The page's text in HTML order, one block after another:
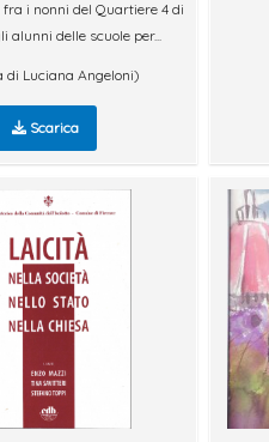
i nonni del Quartiere 4 di
alunni delle scuole per...
di Luciana Angeloni)
Scarica